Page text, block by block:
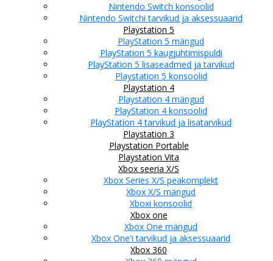
Nintendo Switch konsoolid
Nintendo Switchi tarvikud ja aksessuaarid
Playstation 5
PlayStation 5 mängud
PlayStation 5 kaugjuhtimispuldi
PlayStation 5 lisaseadmed ja tarvikud
Playstation 5 konsoolid
Playstation 4
Playstation 4 mängud
PlayStation 4 konsoolid
PlayStation 4 tarvikud ja lisatarvikud
Playstation 3
Playstation Portable
Playstation Vita
Xbox seeria X/S
Xbox Series X/S peakomplekt
Xbox X/S mängud
Xboxi konsoolid
Xbox one
Xbox One mängud
Xbox One'i tarvikud ja aksessuaarid
Xbox 360